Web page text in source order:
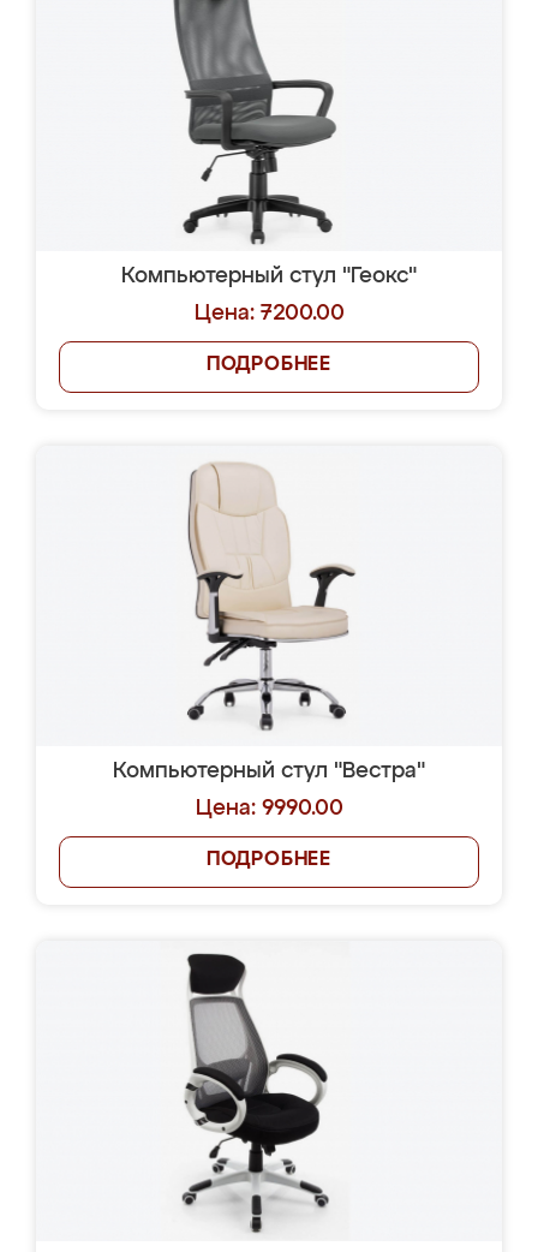
Компьютерный стул "Геокс"
Цена: 7200.00
ПОДРОБНЕЕ
Компьютерный стул "Вестра"
Цена: 9990.00
ПОДРОБНЕЕ